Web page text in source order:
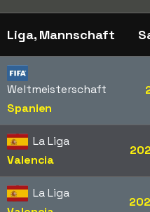
Liga, Mannschaft
Weltmeisterschaft
Spanien
La Liga
Valencia
La Liga